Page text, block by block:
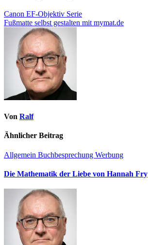
Canon EF-Objektiv Serie
Fußmatte selbst gestalten mit mymat.de
Von Ralf
Ähnlicher Beitrag
Allgemein Buchbesprechung Werbung
Die Mathematik der Liebe von Hannah Fry